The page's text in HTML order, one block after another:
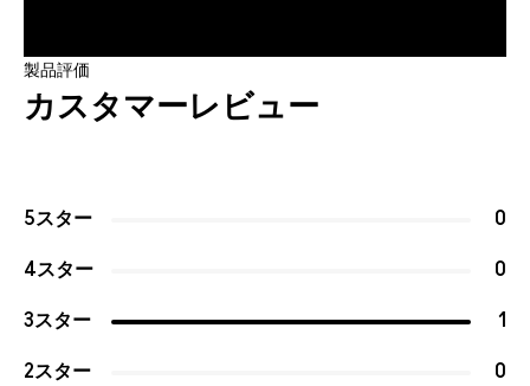
製品評価
カスタマーレビュー
5スター 0
4スター 0
3スター 1
2スター 0